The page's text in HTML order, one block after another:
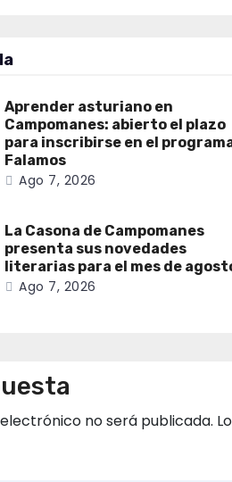
Aprender asturiano en
Campomanes: abierto el plazo
para inscribirse en el
Falamos
Ago 7, 2026
La Casona de Campomanes
presenta sus novedades
literarias para el mes de
Ago 7, 2026
no será publicada.